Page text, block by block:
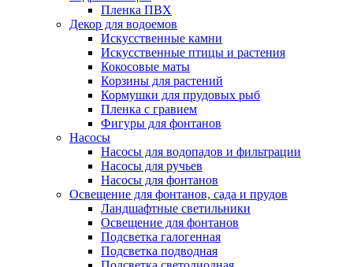
Пленка ПВХ
Декор для водоемов
Искусственные камни
Искусственные птицы и растения
Кокосовые маты
Корзины для растений
Кормушки для прудовых рыб
Пленка с гравием
Фигуры для фонтанов
Насосы
Насосы для водопадов и фильтрации
Насосы для ручьев
Насосы для фонтанов
Освещение для фонтанов, сада и прудов
Ландшафтные светильники
Освещение для фонтанов
Подсветка галогенная
Подсветка подводная